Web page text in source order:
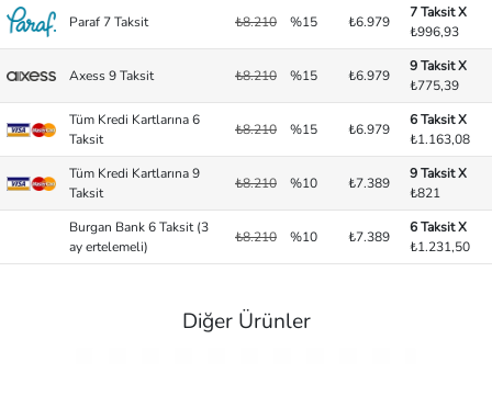
Paraf 7 Taksit ₺8.210 %15 ₺6.979
7 Taksit X
₺996,93
Axess 9 Taksit ₺8.210 %15 ₺6.979
9 Taksit X
₺775,39
Tüm Kredi Kartlarına 6
Taksit
₺8.210 %15 ₺6.979
6 Taksit X
₺1.163,08
Tüm Kredi Kartlarına 9
Taksit
₺8.210 %10 ₺7.389
9 Taksit X
₺821
Burgan Bank 6 Taksit (3
ay ertelemeli)
₺8.210 %10 ₺7.389
6 Taksit X
₺1.231,50
Diğer Ürünler